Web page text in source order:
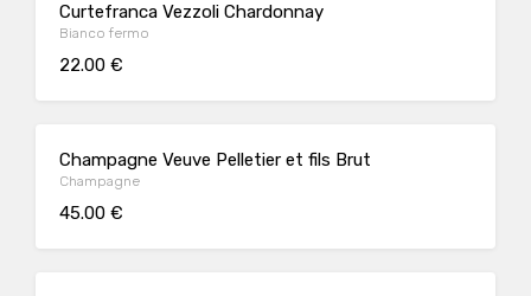
Curtefranca Vezzoli Chardonnay
Bianco fermo
22.00 €
Champagne Veuve Pelletier et fils Brut
Champagne
45.00 €